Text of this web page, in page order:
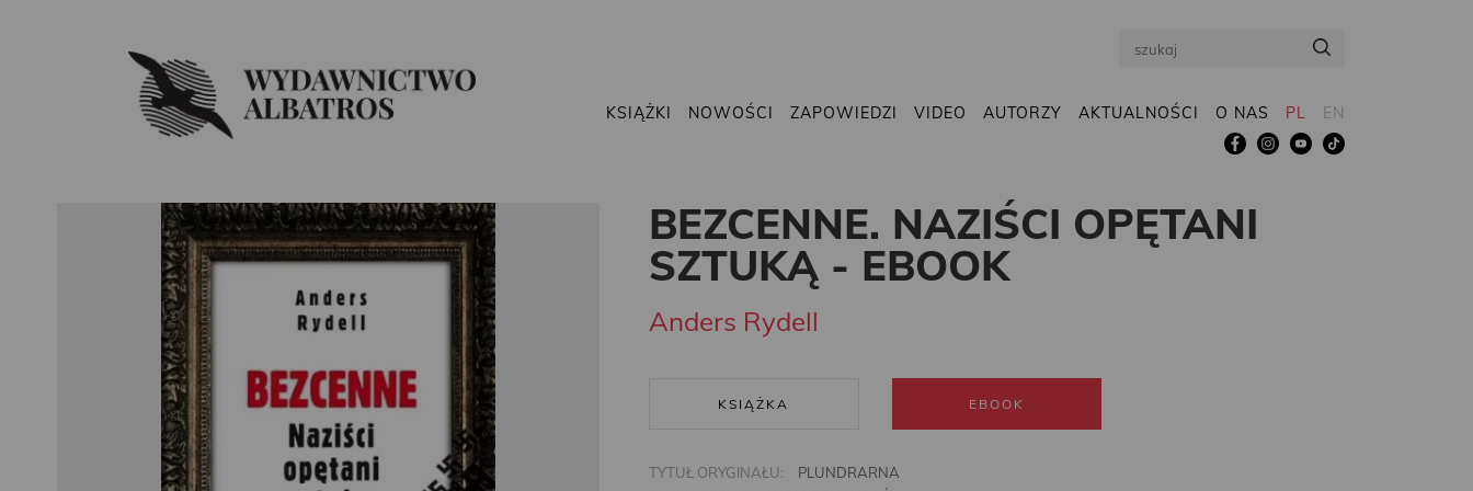
Search
KSIĄŻKI NOWOŚCI ZAPOWIEDZI VIDEO AUTORZY AKTUALNOŚCI O NAS PL EN
BEZCENNE. NAZIŚCI OPĘTANI
SZTUKĄ - EBOOK
Anders Rydell
KSIĄŻKA EBOOK
TYTUŁ ORYGINAŁU:
PLUNDRARNA